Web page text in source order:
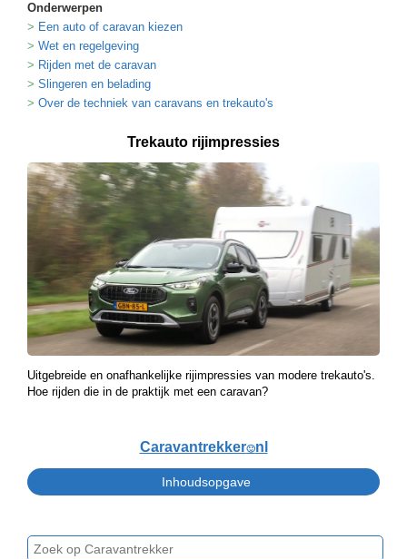
Onderwerpen
Een auto of caravan kiezen
Wet en regelgeving
Rijden met de caravan
Slingeren en belading
Over de techniek van caravans en trekauto's
Trekauto rijimpressies
Uitgebreide en onafhankelijke rijimpressies van modere trekauto's.
Hoe rijden die in de praktijk met een caravan?
Caravantrekker🙂nl